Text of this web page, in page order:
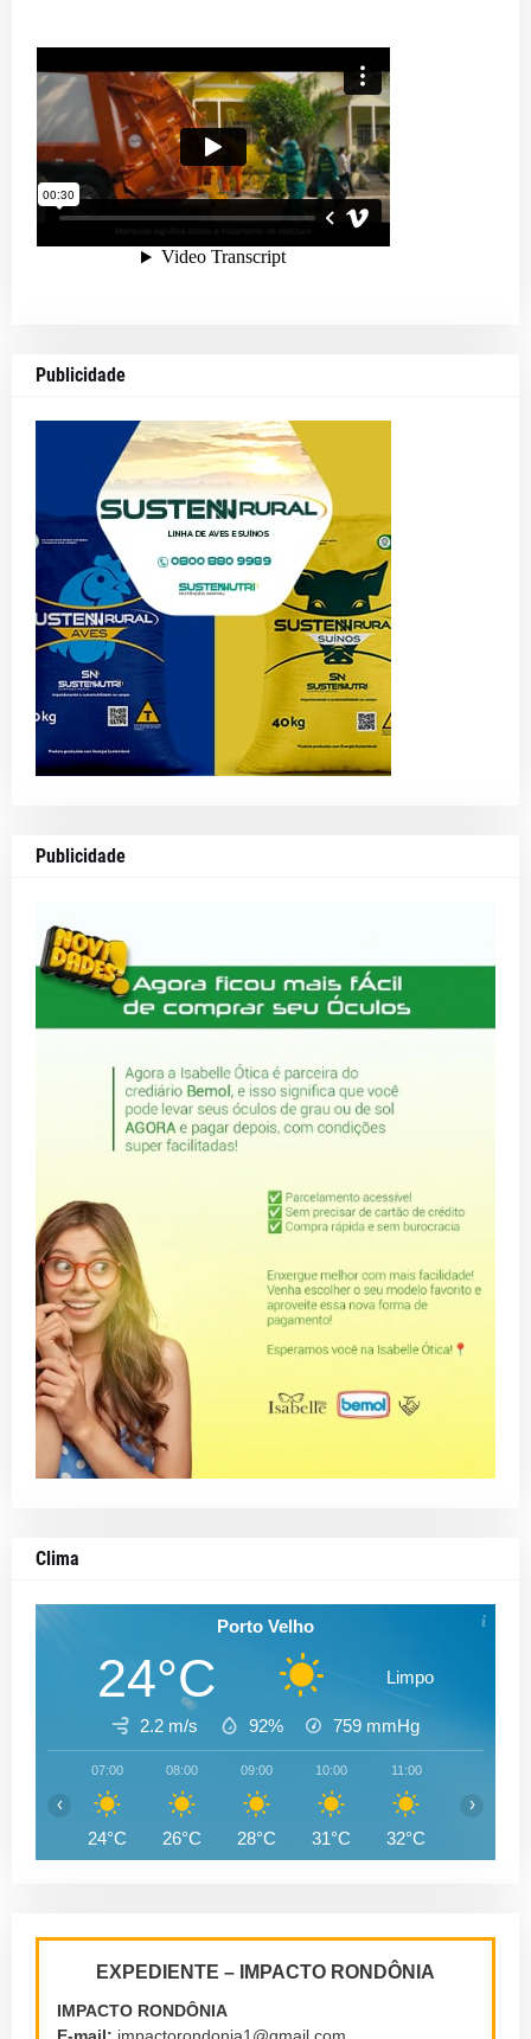
Publicidade
Publicidade
Clima
Porto Velho
24°C Limpo
2.2 m/s 92% 759 mmHg
07:00
24°C
08:00
26°C
09:00
28°C
10:00
31°C
11:00
32°C
‹ ›
EXPEDIENTE – IMPACTO RONDÔNIA
IMPACTO RONDÔNIA